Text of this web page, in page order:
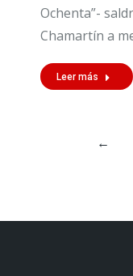
Ochenta”-
Chamartín a
Leer más
←